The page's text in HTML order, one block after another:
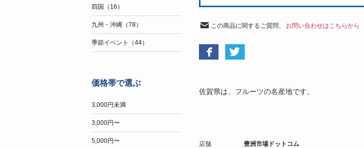
この商品に関するご質問、 お問い合わせはこちらから
佐賀県は、フルーツの名産地です。
店舗 豊洲市場ドットコム
四国（16）
九州・沖縄（78）
季節イベント（44）
価格帯で選ぶ
3,000円未満
3,000円〜
5,000円〜